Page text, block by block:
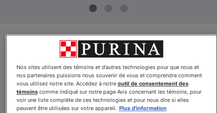
Nouveau produit
Pro Planᴹᴰ Complete Essentials
pour chats adultes de 7 ans et
plus – Nourriture sèche pour
Nos sites utilisent des témoins et d’autres technologies pour que nous et
nos partenaires puissions nous souvenir de vous et comprendre comment
vous utilisez notre site. Accédez à notre outil de consentement des
témoinscomme indiqué sur notre page Avis concernant les témoins, pour
voir une liste complète de ces technologies et pour nous dire si elles
peuvent être utilisées sur votre appareil. Plus d'information